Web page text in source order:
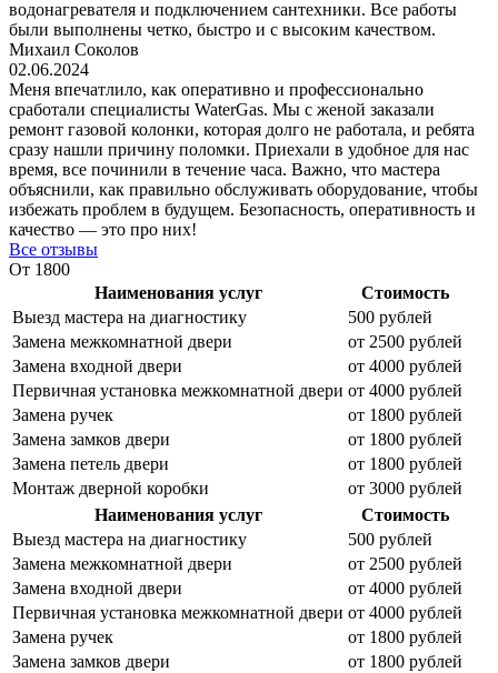
водонагревателя и подключением сантехники. Все работы
были выполнены четко, быстро и с высоким качеством.
Михаил Соколов
02.06.2024
Меня впечатлило, как оперативно и профессионально
сработали специалисты WaterGas. Мы с женой заказали
ремонт газовой колонки, которая долго не работала, и ребята
сразу нашли причину поломки. Приехали в удобное для нас
время, все починили в течение часа. Важно, что мастера
объяснили, как правильно обслуживать оборудование, чтобы
избежать проблем в будущем. Безопасность, оперативность и
качество — это про них!
Все отзывы
От 1800
Наименования услуг
Стоимость
Выезд мастера на диагностику
500 рублей
Замена межкомнатной двери
от 2500 рублей
Замена входной двери
от 4000 рублей
Первичная установка межкомнатной двери от 4000 рублей
Замена ручек
от 1800 рублей
Замена замков двери
от 1800 рублей
Замена петель двери
от 1800 рублей
Монтаж дверной коробки
от 3000 рублей
Наименования услуг
Стоимость
Выезд мастера на диагностику
500 рублей
Замена межкомнатной двери
от 2500 рублей
Замена входной двери
от 4000 рублей
Первичная установка межкомнатной двери от 4000 рублей
Замена ручек
от 1800 рублей
Замена замков двери
от 1800 рублей